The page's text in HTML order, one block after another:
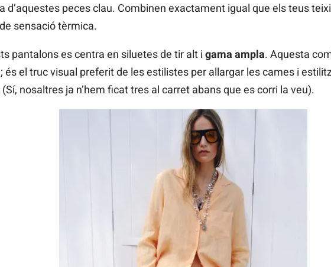
d’aquestes peces clau. Combinen exactament igual que els teus
sensació tèrmica.
pantalons es centra en siluetes de tir alt i gama ampla. Aquesta
el truc visual preferit de les estilistes per allargar les cames i
nosaltres ja n’hem ficat tres al carret abans que es corri la veu).